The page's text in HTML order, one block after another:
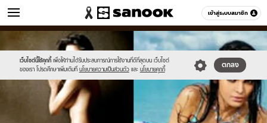
เข้าสู่ระบบสมาชิก
ข่าว หมวดอื่นๆ
เว็บไซต์นี้ใช้คุกกี้ เพื่อให้ท่านได้รับประสบการณ์การใช้งานที่ดีที่สุดบน เว็บไซต์
ของเรา โปรดศึกษาเพิ่มเติมที่ นโยบายความเป็นส่วนตัว และ นโยบายคุกกี้
ตกลง
Sanook
//s.isanook.com/sr/0/images/logo-
new-
sanook.png
600
//s.isanook.com/ns/0/ud/226/1132477/1.jpg